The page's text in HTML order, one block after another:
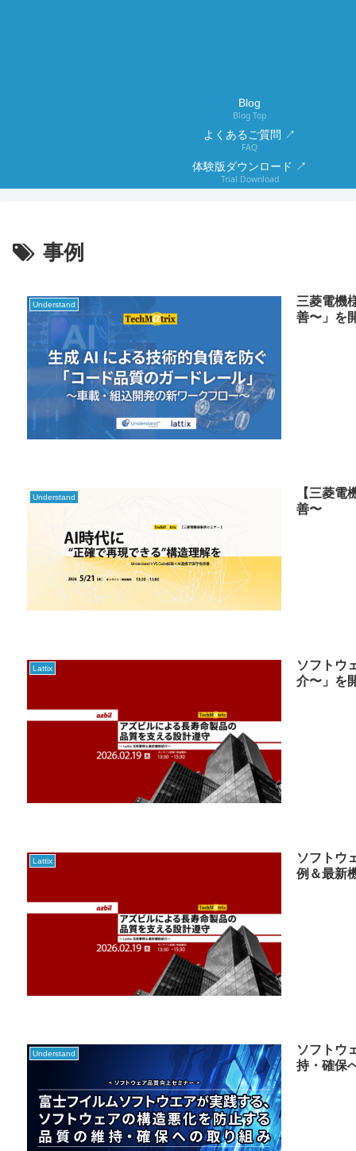
Blog
Blog Top
よくあるご質問 ↗
FAQ
体験版ダウンロード ↗
Trial Download
事例
Understand
三菱電機
善〜」を
Understand
【三菱
善〜
Lattix
ソフトウ
介〜」を
Lattix
ソフトウ
例＆最新
Understand
ソフトウ
持・確保